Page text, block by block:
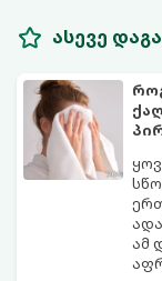
ასევე
ამ